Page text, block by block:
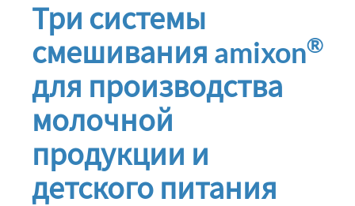
Три системы
смешивания amixon®
для производства
молочной
продукции и
детского питания